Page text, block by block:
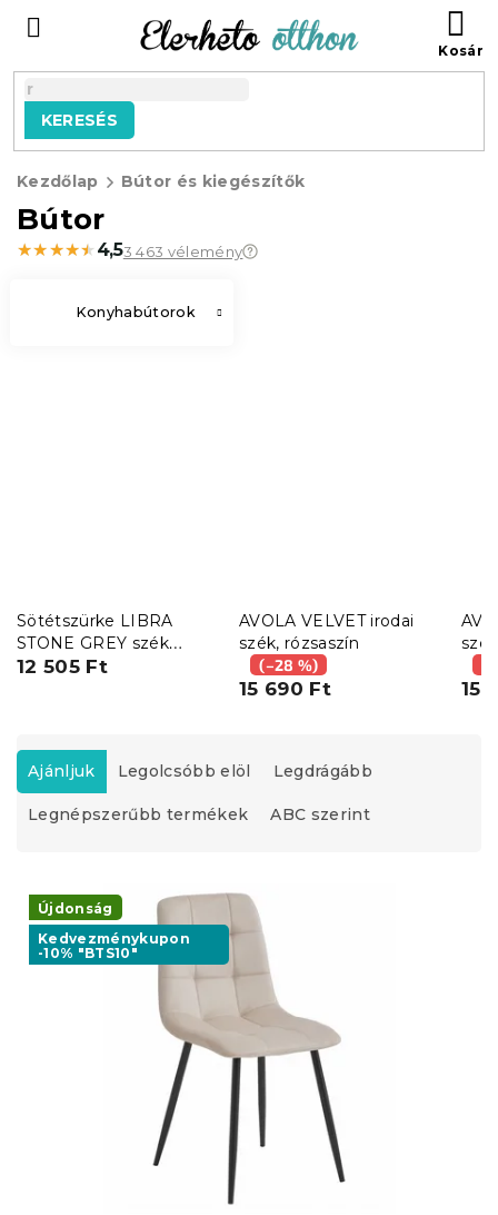
tartalomhoz
KERESÉS
Kezdőlap Bútor és kiegészítők
Bútor
★★★★★
★★★★★ 4,53 463 vélemény
Konyhabútorok
Sötétszürke LIBRA
STONE GREY szék
fekete lábakkal
12 505 Ft
AVOLA VELVET irodai
szék, rózsaszín
(–28 %)
15 690 Ft 15
T
e
r
m
e
k
e
Ajánljuk Legolcsóbb elöl Legdrágább
Legnépszerűbb termékek ABC szerint
m
Újdonság
Kedvezménykupon
-10% "BTS10"